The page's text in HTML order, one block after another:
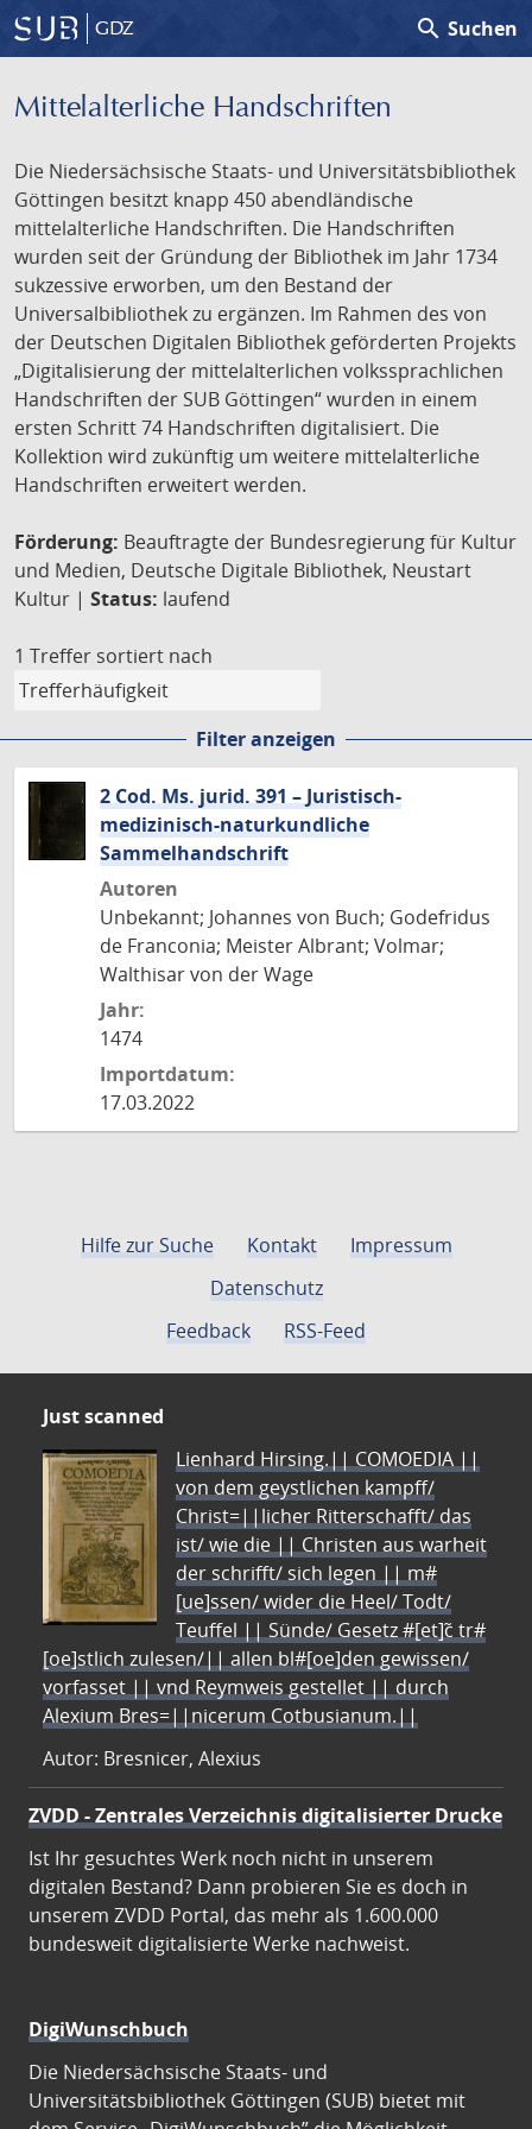
GDZ search Suchen
Mittelalterliche Handschriften
Die Niedersächsische Staats- und Universitätsbibliothek
Göttingen besitzt knapp 450 abendländische
mittelalterliche Handschriften. Die Handschriften
wurden seit der Gründung der Bibliothek im Jahr 1734
sukzessive erworben, um den Bestand der
Universalbibliothek zu ergänzen. Im Rahmen des von
der Deutschen Digitalen Bibliothek geförderten Projekts
„Digitalisierung der mittelalterlichen volkssprachlichen
Handschriften der SUB Göttingen“ wurden in einem
ersten Schritt 74 Handschriften digitalisiert. Die
Kollektion wird zukünftig um weitere mittelalterliche
Handschriften erweitert werden.
Förderung: Beauftragte der Bundesregierung für Kultur
und Medien, Deutsche Digitale Bibliothek, Neustart
Kultur | Status: laufend
1 Treffer sortiert nach
Filter anzeigen
2 Cod. Ms. jurid. 391 – Juristisch-
medizinisch-naturkundliche
Sammelhandschrift
Autoren
Unbekannt; Johannes von Buch; Godefridus
de Franconia; Meister Albrant; Volmar;
Walthisar von der Wage
Jahr:
1474
Importdatum:
17.03.2022
Hilfe zur Suche Kontakt
Impressum
Datenschutz
Feedback
RSS-Feed
Just scanned
Lienhard Hirsing.|| COMOEDIA ||
von dem geystlichen kampff/
Christ=||licher Ritterschafft/ das
ist/ wie die || Christen aus warheit
der schrifft/ sich legen || m#
[ue]ssen/ wider die Heel/ Todt/
Teuffel || Sünde/ Gesetz #[et]c̃ tr#
[oe]stlich zulesen/|| allen bl#[oe]den gewissen/
vorfasset || vnd Reymweis gestellet || durch
Alexium Bres=||nicerum Cotbusianum.||
Autor: Bresnicer, Alexius
ZVDD - Zentrales Verzeichnis digitalisierter Drucke
Ist Ihr gesuchtes Werk noch nicht in unserem
digitalen Bestand? Dann probieren Sie es doch in
unserem ZVDD Portal, das mehr als 1.600.000
bundesweit digitalisierte Werke nachweist.
DigiWunschbuch
Die Niedersächsische Staats- und
Universitätsbibliothek Göttingen (SUB) bietet mit